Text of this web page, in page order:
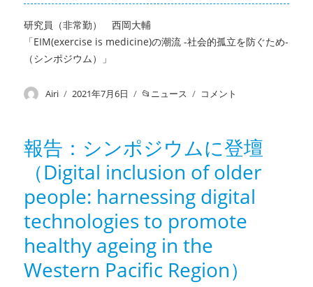
研究員（非常勤）西岡大輔
「EIM(exercise is medicine)の潮流 -社会的孤立を防ぐため-
（シンポジウム）」
投
Airi
投
2021年7月6日
カ
ー
ニュース
報
発
表
（4
月
月）
に
コメント
報告：シンポジウムに登壇
（Digital inclusion of older
people: harnessing digital
technologies to promote
healthy ageing in the
Western Pacific Region）